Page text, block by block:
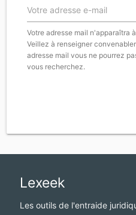
Votre adresse e-mail
Votre adresse mail n'apparaîtra
Veillez à renseigner
adresse mail vous ne pourrez
vous recherchez.
Lexeek
Les outils de l'entraide